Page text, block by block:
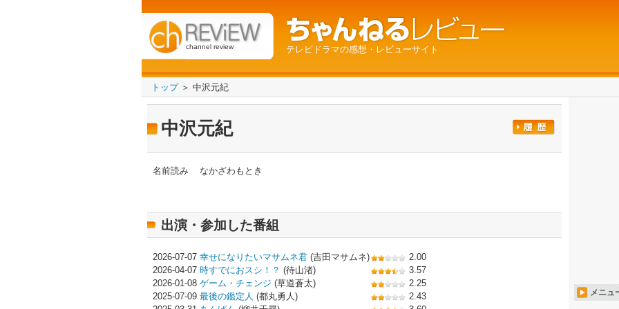
channel review テレビドラマの感想・レビューサイト
トップ＞ 中沢元紀
中沢元紀
名前読み なかざわもとき
出演・参加した番組
2026-07-07 幸せになりたいマサムネ君 (吉田マサムネ)
2.00
2026-04-07 時すでにおスシ！？ (待山渚)
3.57
2026-01-08 ゲーム・チェンジ (草道蒼太)
2.25
2025-07-09 最後の鑑定人 (都丸勇人)
2.43
メニュ